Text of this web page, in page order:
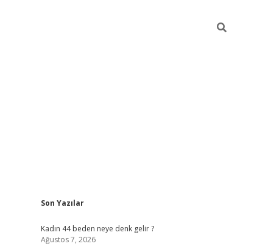
Sidebar
Son Yazılar
Kadın 44 beden neye denk gelir ?
Ağustos 7, 2026